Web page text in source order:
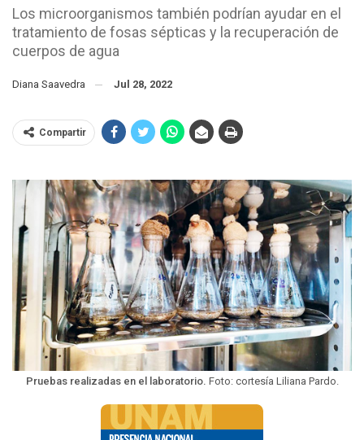
Los microorganismos también podrían ayudar en el
tratamiento de fosas sépticas y la recuperación de
cuerpos de agua
Diana Saavedra Jul 28, 2022
Compartir
Pruebas realizadas en el laboratorio. Foto: cortesía Liliana Pardo.